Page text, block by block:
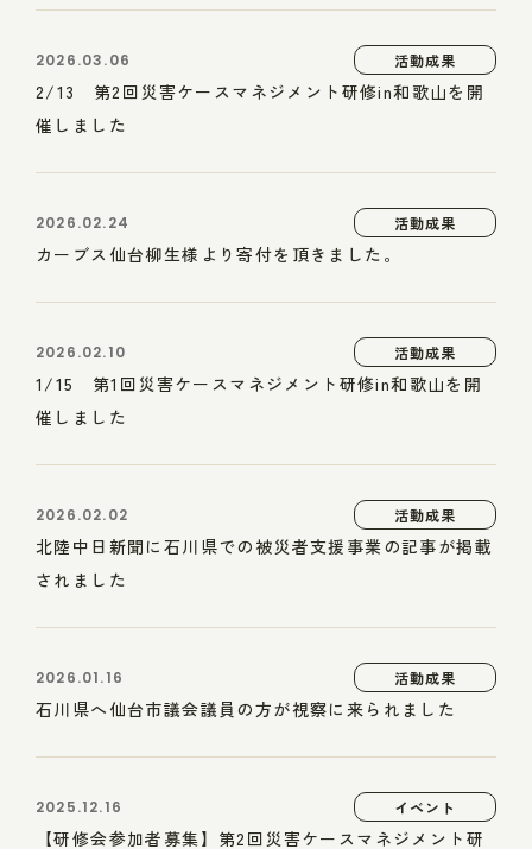
2026.03.06 活動成果
2/13 第2回災害ケースマネジメント研修in和歌山を開
催しました
2026.02.24 活動成果
カーブス仙台柳生様より寄付を頂きました。
2026.02.10 活動成果
1/15 第1回災害ケースマネジメント研修in和歌山を開
催しました
2026.02.02 活動成果
北陸中日新聞に石川県での被災者支援事業の記事が掲載
されました
2026.01.16 活動成果
石川県へ仙台市議会議員の方が視察に来られました
2025.12.16 イベント
【研修会参加者募集】第2回災害ケースマネジメント研